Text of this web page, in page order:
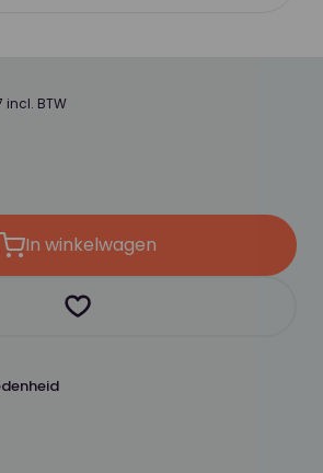
incl. BTW
In winkelwagen
Product toevoegen als